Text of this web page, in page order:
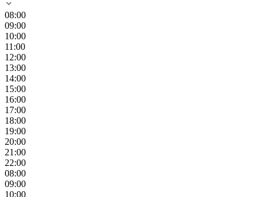
08:00
09:00
10:00
11:00
12:00
13:00
14:00
15:00
16:00
17:00
18:00
19:00
20:00
21:00
22:00
08:00
09:00
10:00